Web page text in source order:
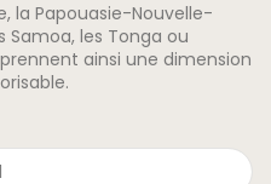
la Papouasie-Nouvelle-
Samoa, les Tonga ou
ainsi une dimension